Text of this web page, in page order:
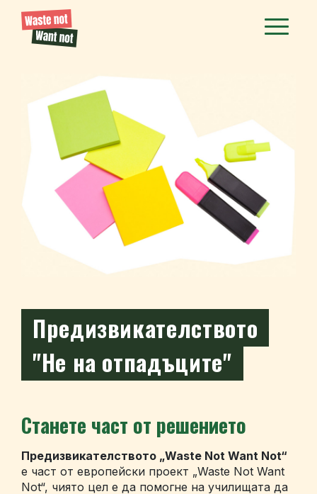
Предизвикателството
"Не на отпадъците"
Станете част от решението
Предизвикателството „Waste Not Want Not“
е част от европейски проект „Waste Not Want
Not“, чиято цел е да помогне на училищата да